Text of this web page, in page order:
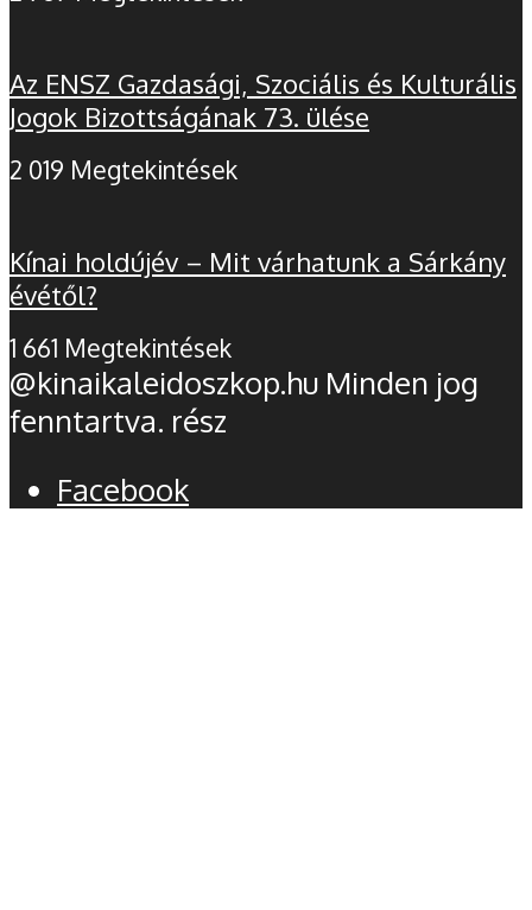
Az ENSZ Gazdasági, Szociális és Kulturális
Jogok Bizottságának 73. ülése
2 019 Megtekintések
Kínai holdújév – Mit várhatunk a Sárkány
évétől?
1 661 Megtekintések
@kinaikaleidoszkop.hu Minden jog
fenntartva. rész
Facebook